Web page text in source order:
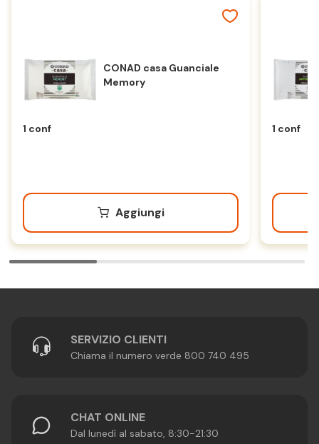
CONAD casa Guanciale
Memory
1 conf
Aggiungi
1 conf
SERVIZIO CLIENTI
Chiama il numero verde 800 740 495
CHAT ONLINE
Dal lunedì al sabato, 8:30-21:30